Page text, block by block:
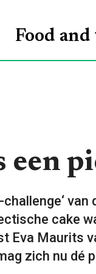
Food
VOOR
WIE
een
challenge‘
cake
Eva Maurits
zich nu dé